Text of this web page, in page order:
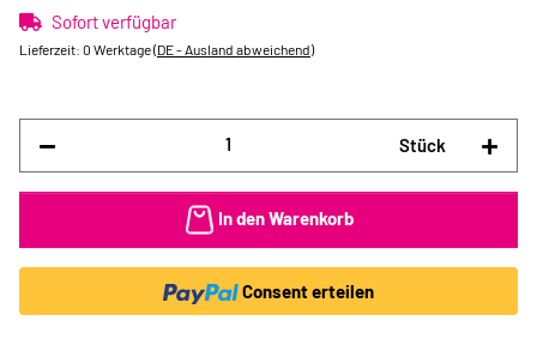
Sofort verfügbar
Lieferzeit: 0 Werktage(DE - Ausland abweichend)
Stück
In den Warenkorb
Consent erteilen